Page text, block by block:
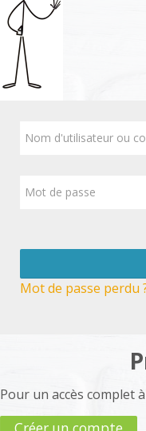
Mot de passe perdu
Pour un accès complet